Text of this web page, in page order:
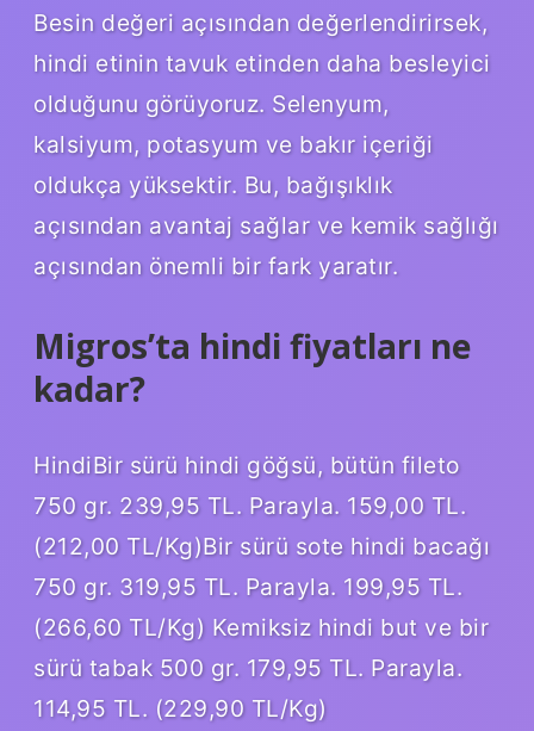
Besin değeri açısından değerlendirirsek,
hindi etinin tavuk etinden daha besleyici
olduğunu görüyoruz. Selenyum,
kalsiyum, potasyum ve bakır içeriği
oldukça yüksektir. Bu, bağışıklık
açısından avantaj sağlar ve kemik sağlığı
açısından önemli bir fark yaratır.
Migros’ta hindi fiyatları ne
kadar?
HindiBir sürü hindi göğsü, bütün fileto
750 gr. 239,95 TL. Parayla. 159,00 TL.
(212,00 TL/Kg)Bir sürü sote hindi bacağı
750 gr. 319,95 TL. Parayla. 199,95 TL.
(266,60 TL/Kg) Kemiksiz hindi but ve bir
sürü tabak 500 gr. 179,95 TL. Parayla.
114,95 TL. (229,90 TL/Kg)